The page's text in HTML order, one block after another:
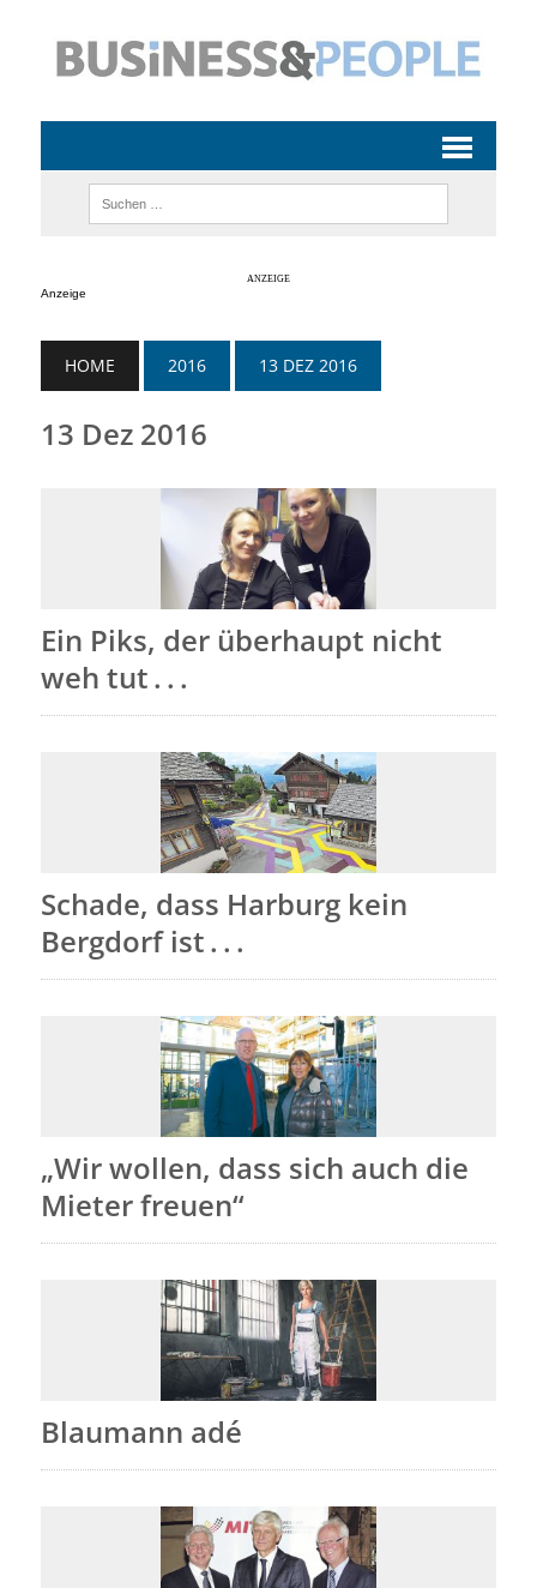
Anzeige
HOME 2016 13 DEZ 2016
13 Dez 2016
Ein Piks, der überhaupt nicht
weh tut . . .
Schade, dass Harburg kein
Bergdorf ist . . .
„Wir wollen, dass sich auch die
Mieter freuen“
Blaumann adé